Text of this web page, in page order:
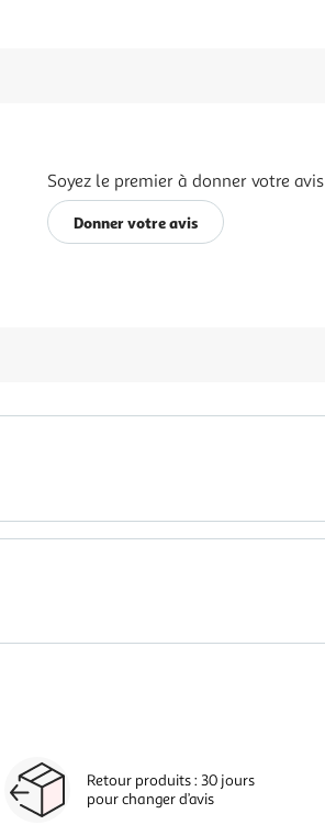
Soyez le premier à donner votre avis
Donner votre avis
Retour produits : 30 jours
pour changer d’avis